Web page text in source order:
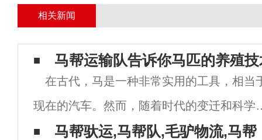
相关新闻
马帮运输队告诉你马匹的养殖
在古代，马是一种非常实用的工具，相当
现在的汽车。然而，随着时代的变迁和科学
术的进步，马的作用发生了根本性的变化。
马帮驮运,马帮队,毛驴物流,马帮